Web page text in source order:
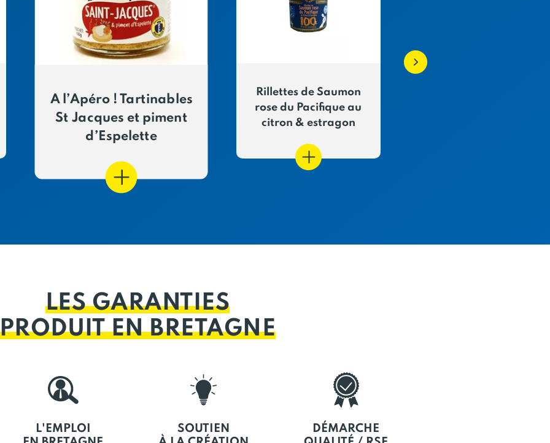
A l’Apéro ! Tartinables
St Jacques et piment
d’Espelette
Rillettes de Saumon
rose du Pacifique au
citron & estragon
LES GARANTIES
EN BRETAGNE
L'EMPLOI
SOUTIEN
DÉMARCHE